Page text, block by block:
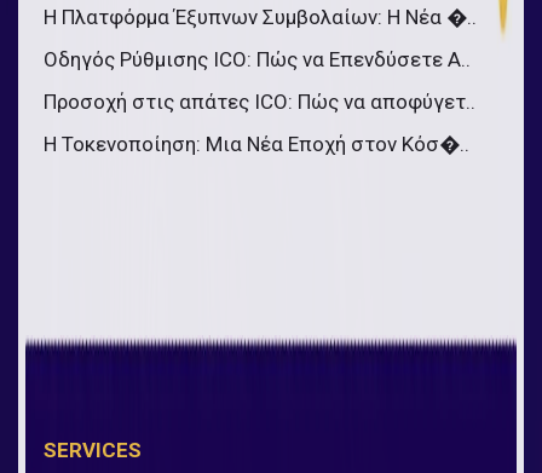
Η Πλατφόρμα Έξυπνων Συμβολαίων: Η Νέα �..
Οδηγός Ρύθμισης ICO: Πώς να Επενδύσετε Α..
Προσοχή στις απάτες ICO: Πώς να αποφύγετ..
Η Τοκενοποίηση: Μια Νέα Εποχή στον Κόσ�..
SERVICES